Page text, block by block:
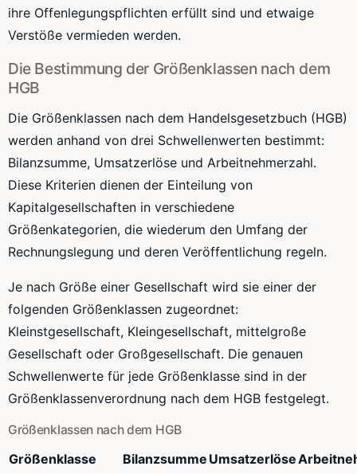
ihre Offenlegungspflichten erfüllt sind und etwaige
Verstöße vermieden werden.
Die Bestimmung der Größenklassen nach dem
HGB
Die Größenklassen nach dem Handelsgesetzbuch (HGB)
werden anhand von drei Schwellenwerten bestimmt:
Bilanzsumme, Umsatzerlöse und Arbeitnehmerzahl.
Diese Kriterien dienen der Einteilung von
Kapitalgesellschaften in verschiedene
Größenkategorien, die wiederum den Umfang der
Rechnungslegung und deren Veröffentlichung regeln.
Je nach Größe einer Gesellschaft wird sie einer der
folgenden Größenklassen zugeordnet:
Kleinstgesellschaft, Kleingesellschaft, mittelgroße
Gesellschaft oder Großgesellschaft. Die genauen
Schwellenwerte für jede Größenklasse sind in der
Größenklassenverordnung nach dem HGB festgelegt.
Größenklassen nach dem HGB
Größenklasse Bilanzsumme Umsatzerlöse